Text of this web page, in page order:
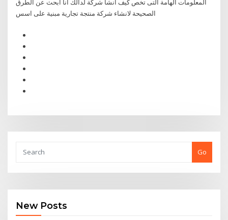
المعلومات الهامة التى تخص كيف انشا شركة لدالك انا ابحث عن الطرق
Go
New Posts